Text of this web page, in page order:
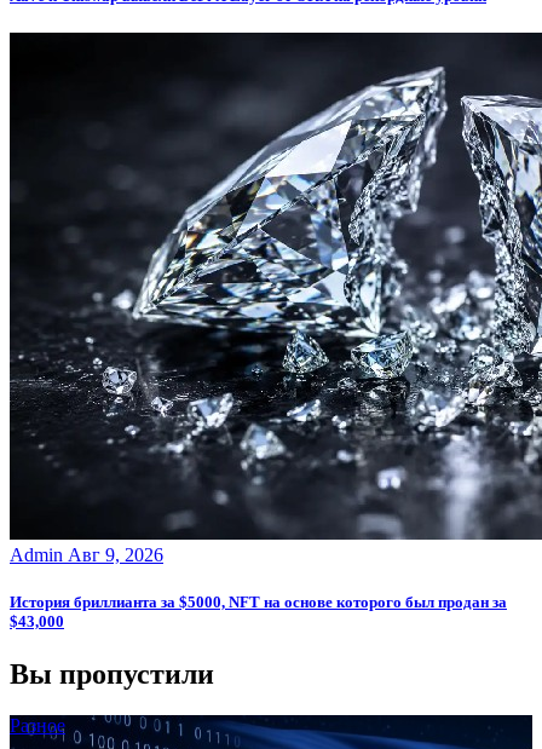
Admin Авг 9, 2026
История бриллианта за $5000, NFT на основе которого был продан за
$43,000
Вы пропустили
Разное